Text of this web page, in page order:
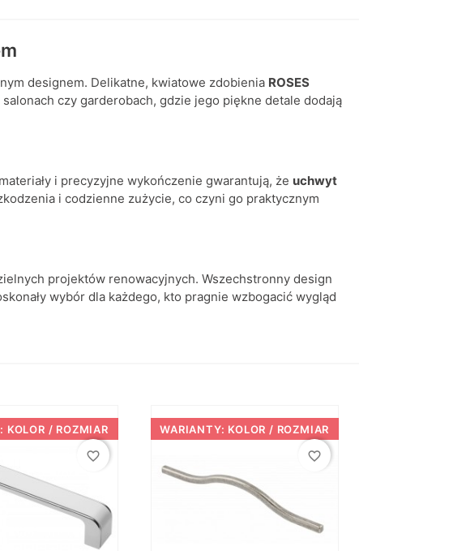
designem. Delikatne, kwiatowe zdobienia ROSES
czy garderobach, gdzie jego piękne detale dodają
i precyzyjne wykończenie gwarantują, że uchwyt
i codzienne zużycie, co czyni go praktycznym
projektów renowacyjnych. Wszechstronny design
wybór dla każdego, kto pragnie wzbogacić wygląd
KOLOR / ROZMIAR
favorite_border
WARIANTY: KOLOR / ROZMIAR
favorite_border